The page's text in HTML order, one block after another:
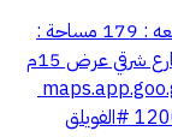
الغرض: بيع أرض سكنية ‏مخطط: غرب الفويلق ‏قطعه : 179 ‏مساحة :
627.9م ‏شارع جنوبي عرض 20م بطول 17.7م ‏شارع شرقي عرض 15م
بطول 38م ‏📍الموقع ‏⁦‪maps.app.goo.gl/CnTKM3sFP3jBNK…‬⁩ ‏